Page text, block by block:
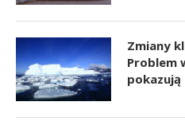
Zmiany
Problem
pokazują